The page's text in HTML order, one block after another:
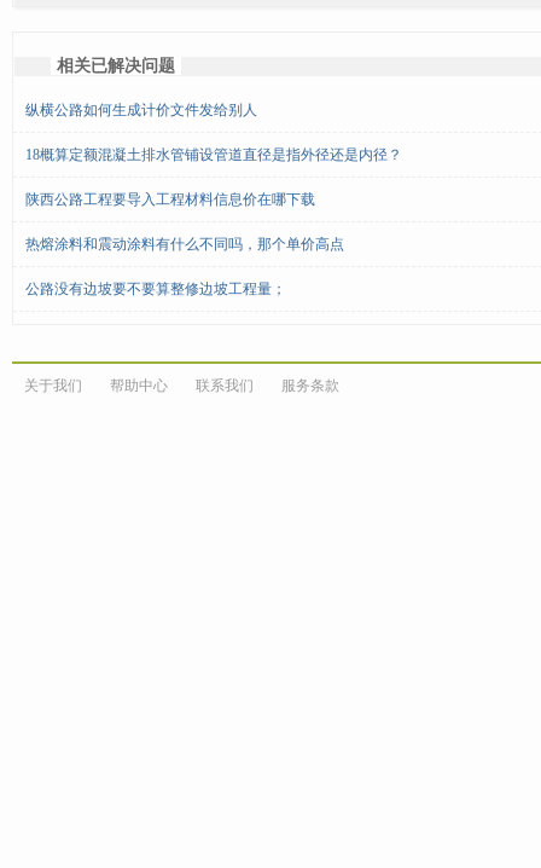
相关已解决问题
纵横公路如何生成计价文件发给别人
18概算定额混凝土排水管铺设管道直径是指外径还是内径？
陕西公路工程要导入工程材料信息价在哪下载
热熔涂料和震动涂料有什么不同吗，那个单价高点
公路没有边坡要不要算整修边坡工程量；
关于我们 帮助中心 联系我们 服务条款